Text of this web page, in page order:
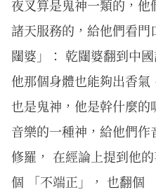
夜叉算是鬼神一類的，
諸天服務的，給他們看
闥婆」： 乾闥婆翻到中
他那個身體也能夠出香
也是鬼神，他是幹什麼
音樂的一種神，給他們
修羅， 在經論上提到他
個 「不端正」， 也翻個